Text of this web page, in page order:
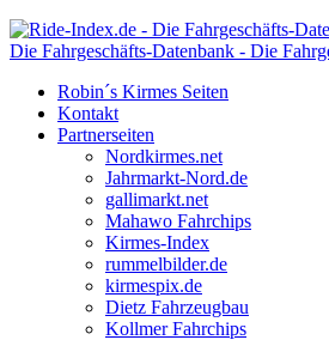
Die Fahrgeschäfts-Datenbank - Die
Robin´s Kirmes Seiten
Kontakt
Partnerseiten
Nordkirmes.net
Jahrmarkt-Nord.de
gallimarkt.net
Mahawo Fahrchips
Kirmes-Index
rummelbilder.de
kirmespix.de
Dietz Fahrzeugbau
Kollmer Fahrchips